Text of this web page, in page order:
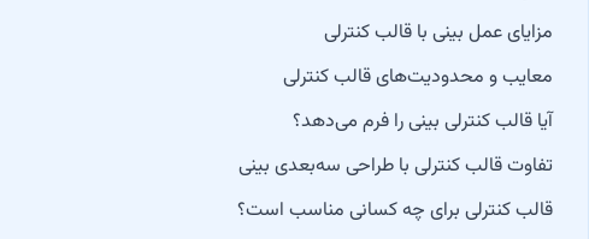
مزایای عمل بینی با قالب کنترلی
معایب و محدودیت‌های قالب کنترلی
آیا قالب کنترلی بینی را فرم می‌دهد؟
تفاوت قالب کنترلی با طراحی سه‌بعدی بینی
قالب کنترلی برای چه کسانی مناسب است؟